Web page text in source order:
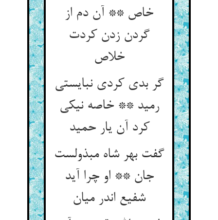
خاص ** آن دم از
گردن زدن کردت
خلاص
گر بدی کردی نبایستی
رمید ** خاصه نیکی
کرد آن یار حمید
گفت بهر شاه مبذولست
جان ** او چرا آید
شفیع اندر میان